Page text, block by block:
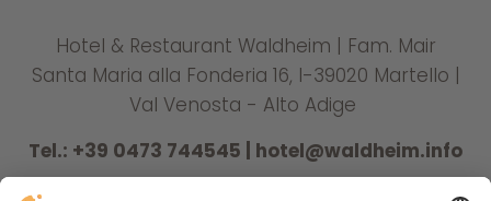
Hotel & Restaurant Waldheim | Fam. Mair
Santa Maria alla Fonderia 16, I-39020 Martello |
Val Venosta - Alto Adige
Tel.: +39 0473 744545 hotel@waldheim.info